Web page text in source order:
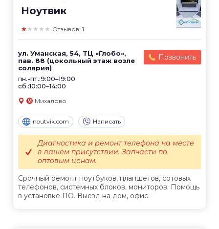
Ноутвик
★★★★★ Отзывов: 1
ул. Уманская, 54, ТЦ «Глобо»,
пав. 88 (цокольный этаж возле
солярия)
пн.-пт.:9:00–19:00
сб.:10:00–14:00
Позвонить
Михалово
noutvik.com Написать
Срочный ремонт ноутбуков, планшетов, сотовых
телефонов, системных блоков, мониторов. Помощь
в установке ПО. Выезд на дом, офис.
Диагностика и ремонт телефона на месте
в вашем присутствии. Запчасти по
оптовым ценам.